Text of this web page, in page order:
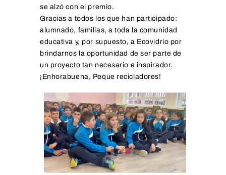
se alzó con el premio.
Gracias a todos los que han participado:
alumnado, familias, a toda la comunidad
educativa y, por supuesto, a Ecovidrio por
brindarnos la oportunidad de ser parte de
un proyecto tan necesario e inspirador.
¡Enhorabuena, Peque recicladores!